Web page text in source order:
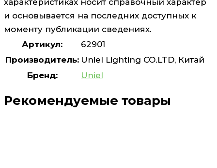
и основывается на последних доступных к
моменту публикации сведениях.
Артикул:
62901
Производитель: Uniel Lighting CO.LTD, Китай
Бренд:
Uniel
Рекомендуемые товары